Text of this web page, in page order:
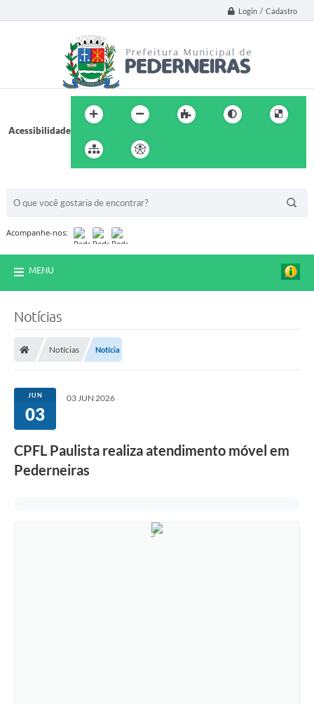
Login / Cadastro
Acessibilidade
Acompanhe-nos:
MENU
Notícias
Notícias Notícia
JUN
03
03 JUN 2026
CPFL Paulista realiza atendimento móvel em
Pederneiras